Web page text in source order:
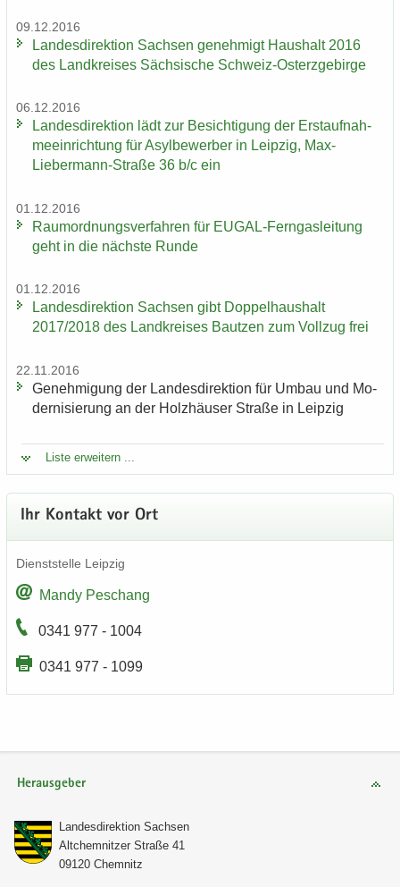
09.12.2016
Lan­des­di­rek­ti­on Sach­sen ge­neh­migt Haus­halt 2016
des Land­krei­ses Säch­si­sche Schweiz-​Osterzgebirge
06.12.2016
Lan­des­di­rek­ti­on lädt zur Be­sich­ti­gung der Erst­auf­nah­
me­ein­rich­tung für Asyl­be­wer­ber in Leip­zig, Max-​
Liebermann-Straße 36 b/c ein
01.12.2016
Raum­ord­nungs­ver­fah­ren für EUGAL-​Ferngasleitung
geht in die nächs­te Runde
01.12.2016
Lan­des­di­rek­ti­on Sach­sen gibt Dop­pel­haus­halt
2017/2018 des Land­krei­ses Baut­zen zum Voll­zug frei
22.11.2016
Ge­neh­mi­gung der Lan­des­di­rek­ti­on für Umbau und Mo­
der­ni­sie­rung an der Holz­häu­ser Stra­ße in Leip­zig
Liste er­wei­tern ...
Ihr Kon­takt vor Ort
Dienst­stel­le Leip­zig
Mandy Peschang
0341 977 - 1004
0341 977 - 1099
Herausgeber
Lan­des­di­rek­ti­on Sach­sen
Alt­chem­nit­zer Stra­ße 41
09120 Chem­nitz